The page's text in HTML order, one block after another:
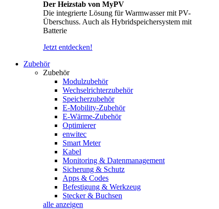
Der Heizstab von MyPV
Die integrierte Lösung für Warmwasser mit PV-
Überschuss. Auch als Hybridspeichersystem mit
Batterie
Jetzt entdecken!
Zubehör
Zubehör
Modulzubehör
Wechselrichterzubehör
Speicherzubehör
E-Mobility-Zubehör
E-Wärme-Zubehör
Optimierer
enwitec
Smart Meter
Kabel
Monitoring & Datenmanagement
Sicherung & Schutz
Apps & Codes
Befestigung & Werkzeug
Stecker & Buchsen
alle anzeigen